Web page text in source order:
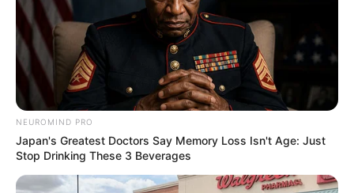
NEUROMIND PRO
Japan's Greatest Doctors Say Memory Loss Isn't Age: Just
Stop Drinking These 3 Beverages